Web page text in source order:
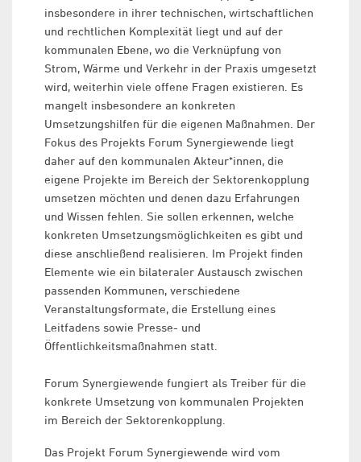
insbesondere in ihrer technischen, wirtschaftlichen
und rechtlichen Komplexität liegt und auf der
kommunalen Ebene, wo die Verknüpfung von
Strom, Wärme und Verkehr in der Praxis umgesetzt
wird, weiterhin viele offene Fragen existieren. Es
mangelt insbesondere an konkreten
Umsetzungshilfen für die eigenen Maßnahmen. Der
Fokus des Projekts Forum Synergiewende liegt
daher auf den kommunalen Akteur*innen, die
eigene Projekte im Bereich der Sektorenkopplung
umsetzen möchten und denen dazu Erfahrungen
und Wissen fehlen. Sie sollen erkennen, welche
konkreten Umsetzungsmöglichkeiten es gibt und
diese anschließend realisieren. Im Projekt finden
Elemente wie ein bilateraler Austausch zwischen
passenden Kommunen, verschiedene
Veranstaltungsformate, die Erstellung eines
Leitfadens sowie Presse- und
Öffentlichkeitsmaßnahmen statt.
Forum Synergiewende fungiert als Treiber für die
konkrete Umsetzung von kommunalen Projekten
im Bereich der Sektorenkopplung.
Das Projekt Forum Synergiewende wird vom